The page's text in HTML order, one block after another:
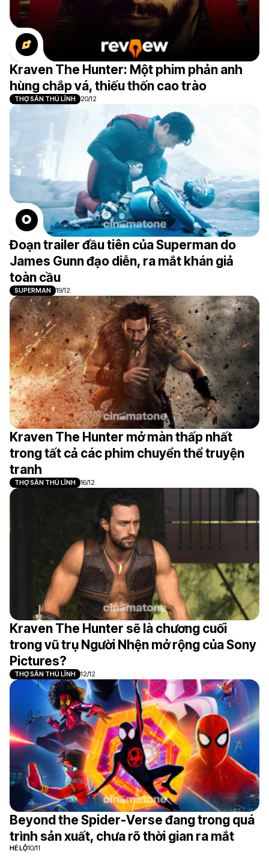
Kraven The Hunter: Một phim phản anh
hùng chắp vá, thiếu thốn cao trào
THỢ SĂN THỦ LĨNH 20/12
Đoạn trailer đầu tiên của Superman do
James Gunn đạo diễn, ra mắt khán giả
toàn cầu
SUPERMAN 19/12
Kraven The Hunter mở màn thấp nhất
trong tất cả các phim chuyển thể truyện
tranh
THỢ SĂN THỦ LĨNH 16/12
Kraven The Hunter sẽ là chương cuối
trong vũ trụ Người Nhện mở rộng của Sony
Pictures?
THỢ SĂN THỦ LĨNH 12/12
Beyond the Spider-Verse đang trong quá
trình sản xuất, chưa rõ thời gian ra mắt
HÉ LỘ10/11